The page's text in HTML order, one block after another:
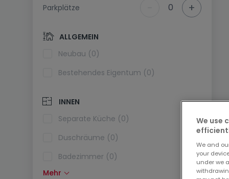
Parkplätze 0 +
ALLGEMEIN
Neubau (0)
Bestehendes Eigentum (0)
INNEN
Separate Küche (0)
Duschräume (0)
Badezimmer (0)
Einbauküche (0)
Mehr
We use
We and
your
under we